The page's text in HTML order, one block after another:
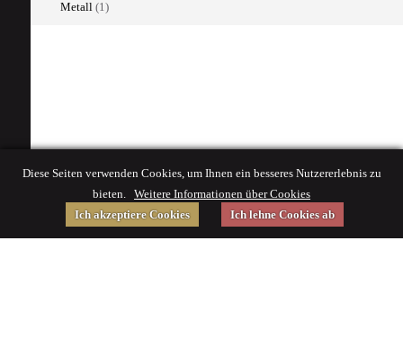
Metall (1)
Diese Seiten verwenden Cookies, um Ihnen ein besseres Nutzererlebnis zu
bieten. Weitere Informationen über Cookies
Ich akzeptiere Cookies
Ich lehne Cookies ab